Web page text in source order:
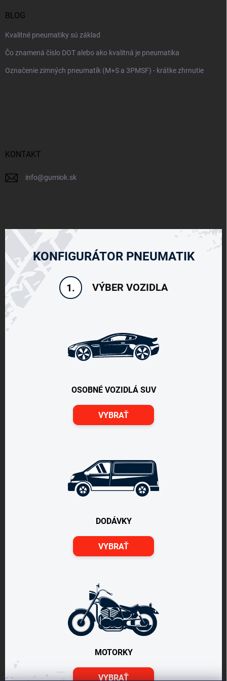
BLOG
Kvalitné pneumatiky sú základ
Čo znamená číslo DOT alebo ako kvalitná je pneumatika
Označenie zimných pneumatík (M+S a 3PMSF) - krátke zhrnutie
KONTAKT
info@gumiok.sk
KONFIGURÁTOR PNEUMATIK
1. VÝBER VOZIDLA
OSOBNÉ VOZIDLÁ SUV
VYBRAŤ
DODÁVKY
VYBRAŤ
MOTORKY
VYBRAŤ